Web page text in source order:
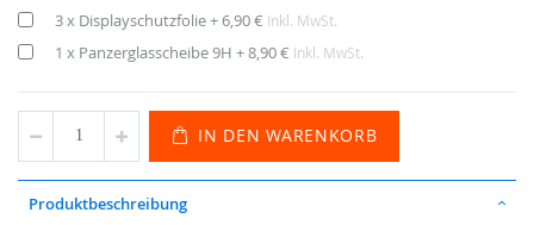
3 x Displayschutzfolie+6,90 € Inkl. MwSt.
1 x Panzerglasscheibe 9H +8,90 € Inkl. MwSt.
IN DEN WARENKORB
Produktbeschreibung